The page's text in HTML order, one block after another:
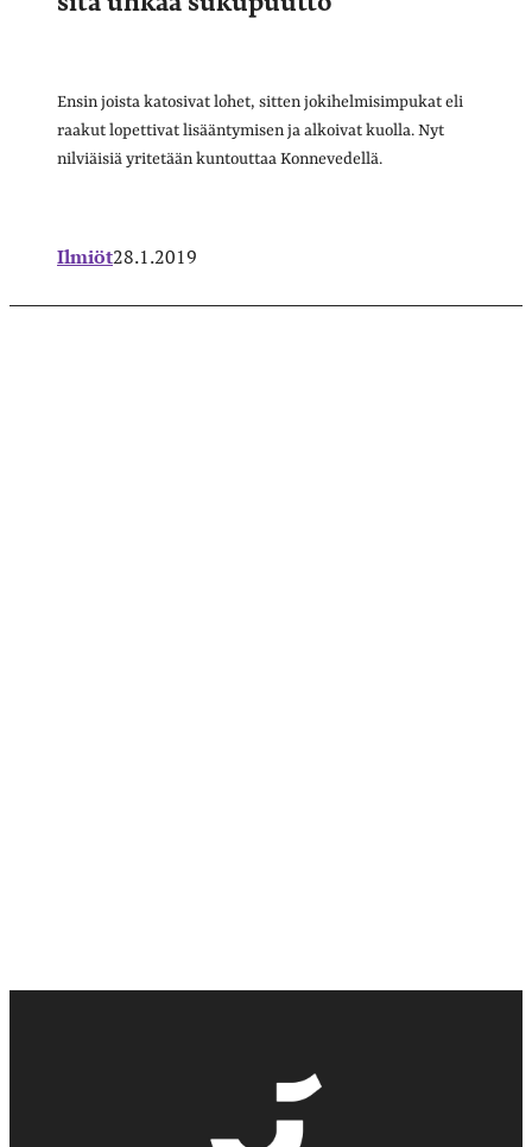
Ensin joista katosivat lohet, sitten jokihelmisimpukat eli
raakut lopettivat lisääntymisen ja alkoivat kuolla. Nyt
nilviäisiä yritetään kuntouttaa Konnevedellä.
Ilmiöt28.1.2019